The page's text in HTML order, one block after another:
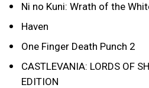
Ni no Kuni: Wrath of the
Haven
One Finger Death Punch 2
CASTLEVANIA: LORDS OF
EDITION